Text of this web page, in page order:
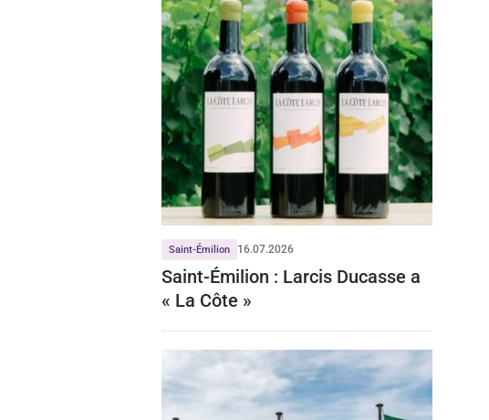
Saint-Émilion 16.07.2026
Saint-Émilion : Larcis Ducasse a
« La Côte »